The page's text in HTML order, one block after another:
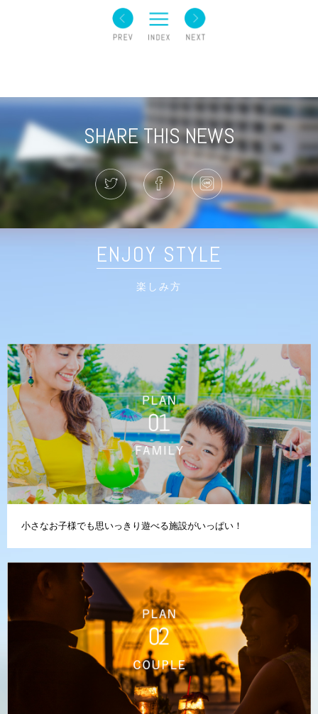
SHARE THIS NEWS
ENJOY STYLE
楽しみ方
小さなお子様でも思いっきり遊べる施設がいっぱい！